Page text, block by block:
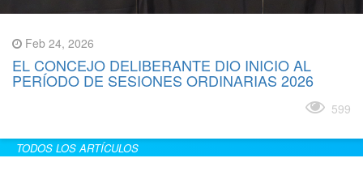
Feb 24, 2026
EL CONCEJO DELIBERANTE DIO INICIO AL
PERÍODO DE SESIONES ORDINARIAS 2026
599
TODOS LOS ARTÍCULOS